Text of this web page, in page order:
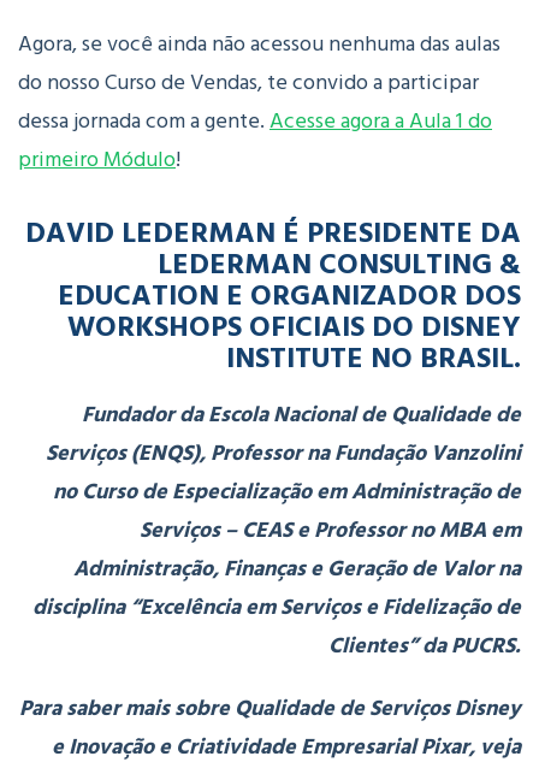
Agora, se você ainda não acessou nenhuma das aulas
do nosso Curso de Vendas, te convido a participar
dessa jornada com a gente.Acesse agora a Aula 1 do
primeiro Módulo!
DAVID LEDERMAN É PRESIDENTE DA
LEDERMAN CONSULTING &
EDUCATION E ORGANIZADOR DOS
WORKSHOPS OFICIAIS DO DISNEY
INSTITUTE NO BRASIL.
Fundador da Escola Nacional de Qualidade de
Serviços (ENQS), Professor na Fundação Vanzolini
no Curso de Especialização em Administração de
Serviços – CEAS e Professor no MBA em
Administração, Finanças e Geração de Valor na
disciplina “Excelência em Serviços e Fidelização de
Clientes” da PUCRS.
Para saber mais sobre Qualidade de Serviços Disney
e Inovação e Criatividade Empresarial Pixar, veja